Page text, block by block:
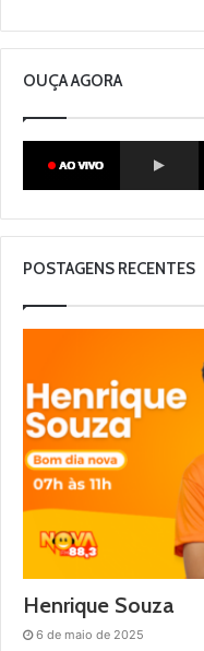
OUÇA AGORA
POSTAGENS RECENTES
Henrique Souza
6 de maio de 2025